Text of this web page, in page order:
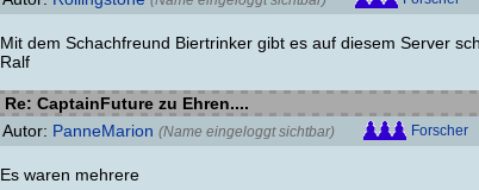
Mit dem Schachfreund Biertrinker gibt es auf diesem Server
Ralf
Re: CaptainFuture zu Ehren....
Autor: PanneMarion (Name eingeloggt sichtbar) Forscher
Es waren mehrere